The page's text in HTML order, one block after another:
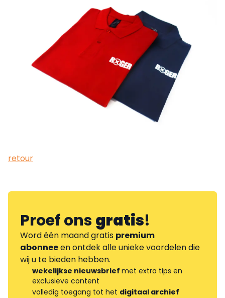
retour
Proef onsgratis!
Word één maand gratis premium
abonneeen ontdek alle unieke voordelen die
wij u te bieden hebben.
wekelijkse nieuwsbrief met extra tips en
exclusieve content
volledig toegang tot het digitaal archief